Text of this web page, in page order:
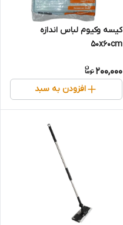
کیسه وکیوم لباس اندازه
50x60cm
200,000
افزودن به سبد